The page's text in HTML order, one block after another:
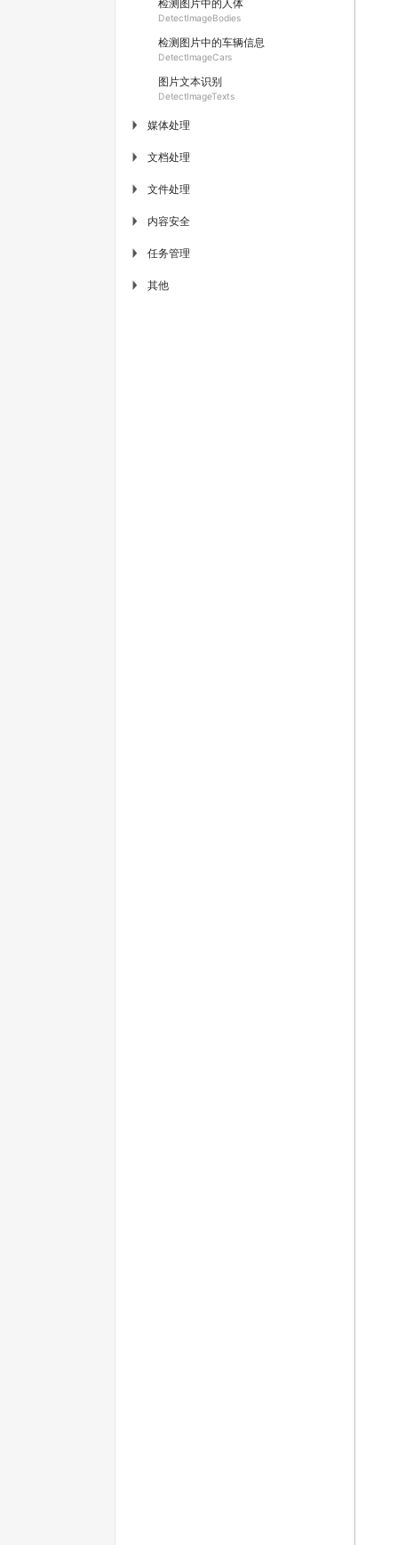
检测图片中的人体
DetectImageBodies
检测图片中的车辆信息
DetectImageCars
图片文本识别
DetectImageTexts
▶ 媒体处理
▶ 文档处理
▶ 文件处理
▶ 内容安全
▶ 任务管理
▶ 其他